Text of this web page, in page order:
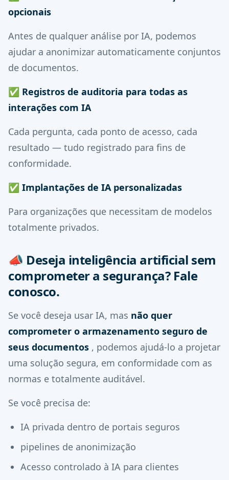
opcionais
Antes de qualquer análise por IA, podemos
ajudar a anonimizar automaticamente conjuntos
de documentos.
✅ Registros de auditoria para todas as
interações com IA
Cada pergunta, cada ponto de acesso, cada
resultado — tudo registrado para fins de
conformidade.
✅ Implantações de IA personalizadas
Para organizações que necessitam de modelos
totalmente privados.
📣 Deseja inteligência artificial sem
comprometer a segurança? Fale
conosco.
Se você deseja usar IA, mas não quer
comprometer o armazenamento seguro de
seus documentos , podemos ajudá-lo a projetar
uma solução segura, em conformidade com as
normas e totalmente auditável.
Se você precisa de:
IA privada dentro de portais seguros
pipelines de anonimização
Acesso controlado à IA para clientes